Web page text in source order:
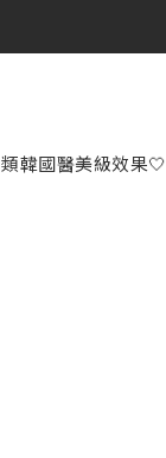
類韓國醫美級效果🤍